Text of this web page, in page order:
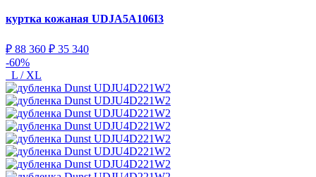
куртка кожаная UDJA5A106I3
₽ 88 360 ₽ 35 340
-60%
L / XL